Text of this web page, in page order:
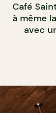
Café
à même
avec